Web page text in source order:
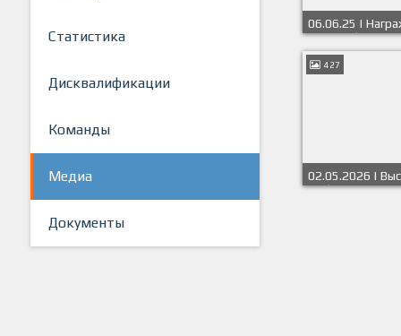
Статистика
Дисквалификации
Команды
Медиа
Документы
06.06.25 |
СФЛ СПб 2025/
427
02.05.2026 |
СПб 2025/2026